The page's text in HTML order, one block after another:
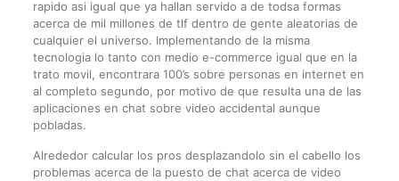
rapido asi­ igual que ya hallan servido a de todsa formas
acerca de mil millones de tlf dentro de gente aleatorias de
cualquier el universo. Implementando de la misma
tecnologia lo tanto con medio e-commerce igual que en la
trato movil, encontrara 100’s sobre personas en internet en
al completo segundo, por motivo de que resulta una de las
aplicaciones en chat sobre video accidental aunque
pobladas.
Alrededor calcular los pros desplazandolo sin el cabello los
problemas acerca de la puesto de chat acerca de video